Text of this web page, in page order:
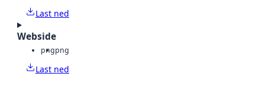
Last ned
Webside
pngpng
Last ned